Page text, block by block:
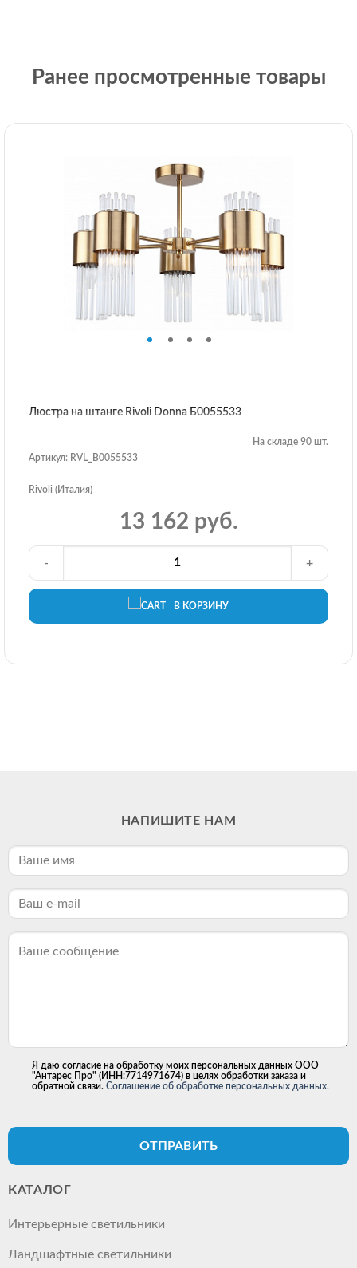
Ранее просмотренные товары
Люстра на штанге Rivoli Donna Б0055533
На складе 90 шт.
Артикул: RVL_B0055533
Rivoli (Италия)
13 162 руб.
В КОРЗИНУ
- +
НАПИШИТЕ НАМ
Я даю согласие на обработку моих персональных данных ООО
"Антарес Про" (ИНН:7714971674) в целях обработки заказа и
обратной связи. Соглашение об обработке персональных данных.
ОТПРАВИТЬ
КАТАЛОГ
Интерьерные светильники
Ландшафтные светильники